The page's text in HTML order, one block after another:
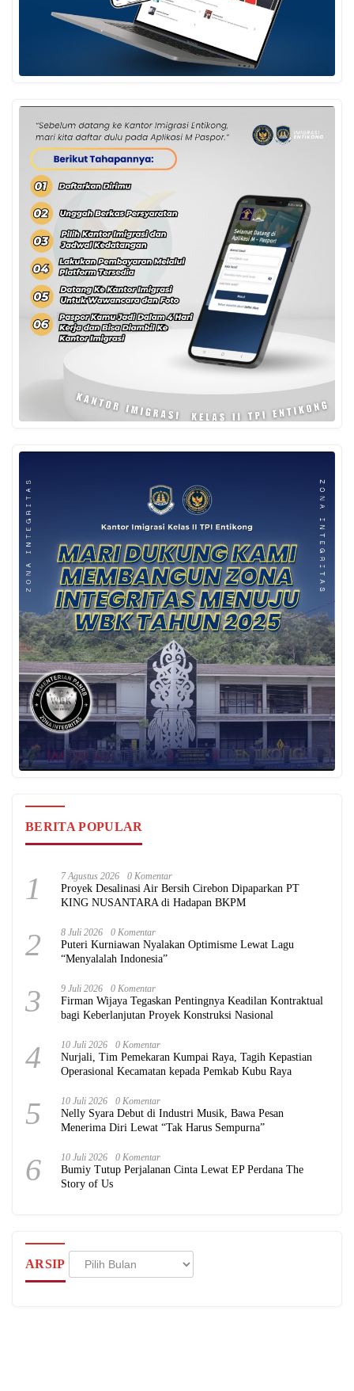
BERITA POPULAR
1 7 Agustus 2026 0 Komentar
Proyek Desalinasi Air Bersih Cirebon Dipaparkan PT
KING NUSANTARA di Hadapan BKPM
2 8 Juli 2026 0 Komentar
Puteri Kurniawan Nyalakan Optimisme Lewat Lagu
“Menyalalah Indonesia”
3 9 Juli 2026 0 Komentar
Firman Wijaya Tegaskan Pentingnya Keadilan Kontraktual
bagi Keberlanjutan Proyek Konstruksi Nasional
4 10 Juli 2026 0 Komentar
Nurjali, Tim Pemekaran Kumpai Raya, Tagih Kepastian
Operasional Kecamatan kepada Pemkab Kubu Raya
5 10 Juli 2026 0 Komentar
Nelly Syara Debut di Industri Musik, Bawa Pesan
Menerima Diri Lewat “Tak Harus Sempurna”
6 10 Juli 2026 0 Komentar
Bumiy Tutup Perjalanan Cinta Lewat EP Perdana The
Story of Us
ARSIP
Arsip